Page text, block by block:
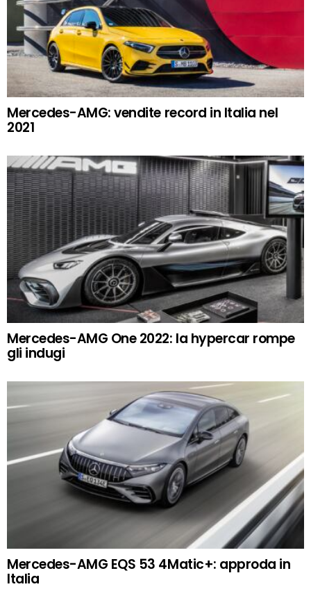
Mercedes-AMG: vendite record in Italia nel
2021
Mercedes-AMG One 2022: la hypercar rompe
gli indugi
Mercedes-AMG EQS 53 4Matic+: approda in
Italia